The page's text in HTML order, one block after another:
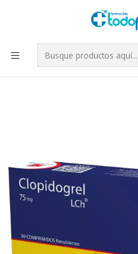
Tus compras tienen envío
para Chile | WhatsApp +56
Leer
Inicio
Clopidogrel (B) 75 mg 30